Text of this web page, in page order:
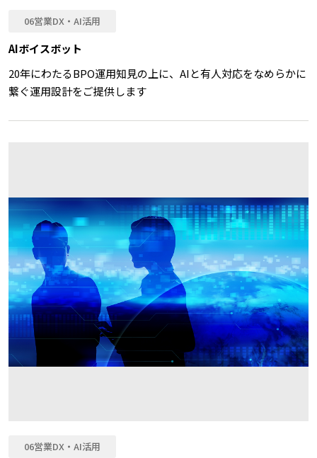
06営業DX・AI活用
AIボイスボット
20年にわたるBPO運用知見の上に、AIと有人対応をなめらかに
繋ぐ運用設計をご提供します
06営業DX・AI活用